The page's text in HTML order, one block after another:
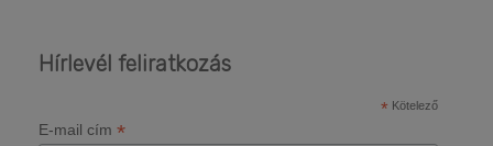
Hírlevél feliratkozás
* Kötelező
E-mail cím *